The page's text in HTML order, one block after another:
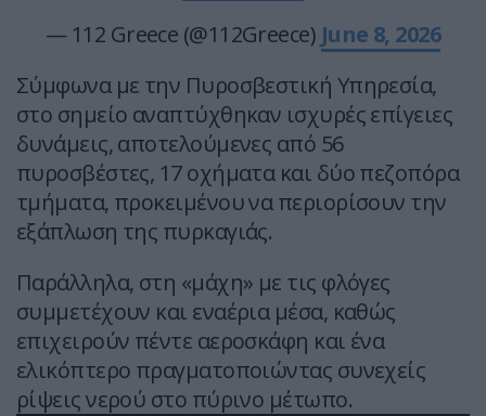
— 112 Greece (@112Greece) June 8, 2026
Σύμφωνα με την Πυροσβεστική Υπηρεσία,
στο σημείο αναπτύχθηκαν ισχυρές επίγειες
δυνάμεις, αποτελούμενες από 56
πυροσβέστες, 17 οχήματα και δύο πεζοπόρα
τμήματα, προκειμένου να περιορίσουν την
εξάπλωση της πυρκαγιάς.
Παράλληλα, στη «μάχη» με τις φλόγες
συμμετέχουν και εναέρια μέσα, καθώς
επιχειρούν πέντε αεροσκάφη και ένα
ελικόπτερο πραγματοποιώντας συνεχείς
ρίψεις νερού στο πύρινο μέτωπο.